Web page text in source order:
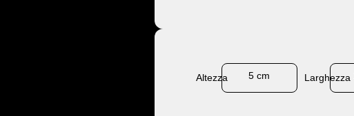
Altezza 5 cm Larghezza